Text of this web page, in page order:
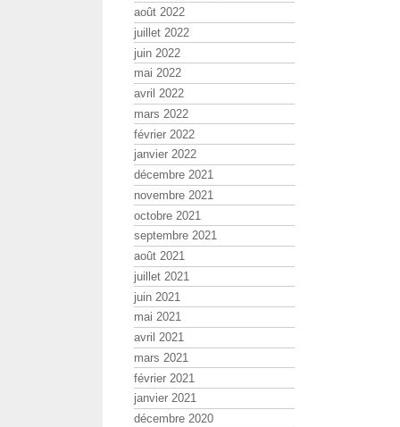
août 2022
juillet 2022
juin 2022
mai 2022
avril 2022
mars 2022
février 2022
janvier 2022
décembre 2021
novembre 2021
octobre 2021
septembre 2021
août 2021
juillet 2021
juin 2021
mai 2021
avril 2021
mars 2021
février 2021
janvier 2021
décembre 2020